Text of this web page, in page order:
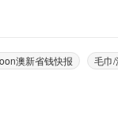
澳新省钱快报 毛巾/